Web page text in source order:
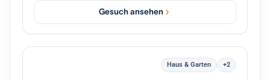
Gesuch ansehen
Haus & Garten +2